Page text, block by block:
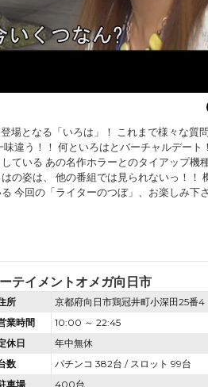
場となる「いろは」！ これまで様々な質
違う！！ 何といろはとバーチャルデート
ている あの名作ホラーとのタイアップ機
の姿は、 他の番組では見られないっ！！
今回の「ライターのつぼ」、お楽しみ下
テイメントオメガ向日市
所
京都府向日市鶏冠井町小深田25番4
業時間
10:00 ～ 22:45
休日
年中無休
数
パチンコ 382台 / スロット 99台
車場
400台